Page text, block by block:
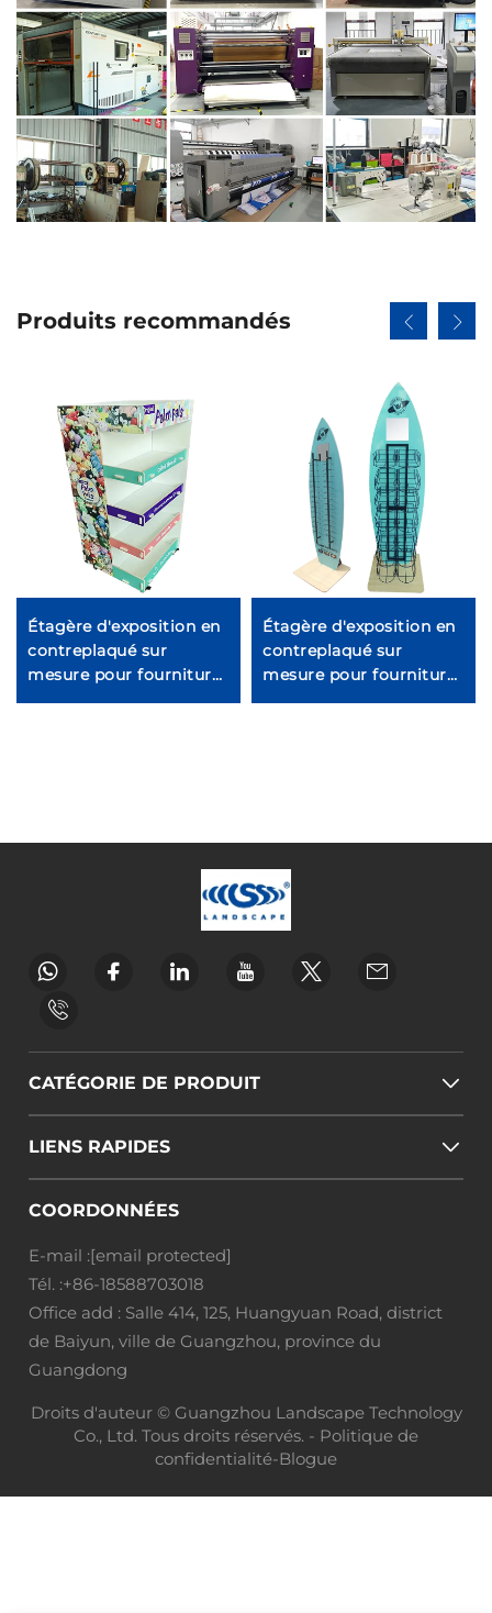
Produits recommandés
Étagère d'exposition en
contreplaqué sur
mesure pour fournitures
animales Ljmzj0002
Étagère d'exposition en
contreplaqué sur
mesure pour fournitures
animales Ljmzj0004
CATÉGORIE DE PRODUIT
LIENS RAPIDES
COORDONNÉES
E-mail :[email protected]
Tél. :+86-18588703018
Office add : Salle 414, 125, Huangyuan Road, district
de Baiyun, ville de Guangzhou, province du
Guangdong
Droits d'auteur © Guangzhou Landscape Technology
Co., Ltd. Tous droits réservés. - Politique de
confidentialité-Blogue